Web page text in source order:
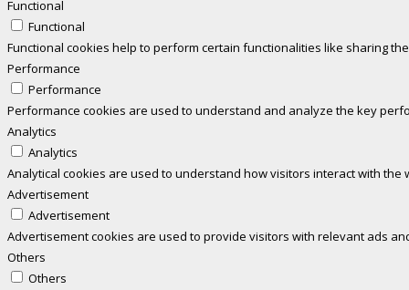
Functional
Functional
Functional cookies help to perform certain functionalities like sharing
Performance
Performance
Performance cookies are used to understand and analyze the key
Analytics
Analytics
Analytical cookies are used to understand how visitors interact with
Advertisement
Advertisement
Advertisement cookies are used to provide visitors with relevant ads
Others
Others